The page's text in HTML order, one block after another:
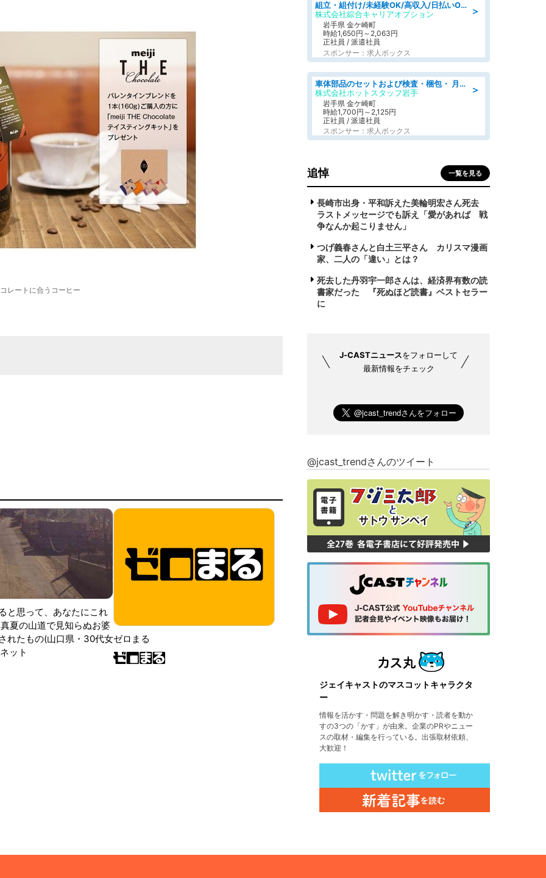
レートに合うコーヒー
と思って、あなたにこれ
夏の山道で見知らぬお婆
れたもの(山口県・30代女
ット
ゼロまる
＞
組立・組付け/未経験OK/高収入/日払いOK/交替制/20・30・40代活躍中
株式会社綜合キャリアオプション
岩手県 金ケ崎町
時給1,650円～2,063円
正社員 / 派遣社員
スポンサー：求人ボックス
＞
車体部品のセットおよび検査・梱包・ 月収32万可!自動車部品の組付け・検査 家賃補助あり 長期安定/日払いOK
株式会社ホットスタッフ岩手
岩手県 金ケ崎町
時給1,700円～2,125円
正社員 / 派遣社員
スポンサー：求人ボックス
追悼 一覧を見る
長崎市出身・平和訴えた美輪明宏さん死去
ラストメッセージでも訴え「愛があれば 戦
争なんか起こりません」
つげ義春さんと白土三平さん カリスマ漫画
家、二人の「違い」とは？
死去した丹羽宇一郎さんは、経済界有数の読
書家だった 『死ぬほど読書』ベストセラー
に
J-CASTニュースをフォローして
最新情報をチェック
@jcast_trendさんのツイート
ジェイキャストのマスコットキャラクタ
ー
情報を活かす・問題を解き明かす・読者を動か
すの3つの「かす」が由来。企業のPRやニュー
スの取材・編集を行っている。出張取材依頼、
大歓迎！